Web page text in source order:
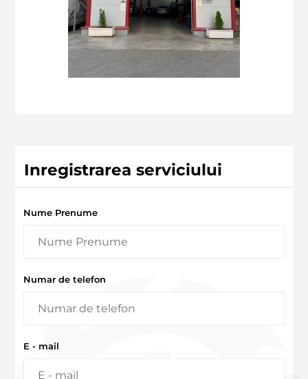
Inregistrarea serviciului
Nume Prenume
Numar de telefon
E - mail